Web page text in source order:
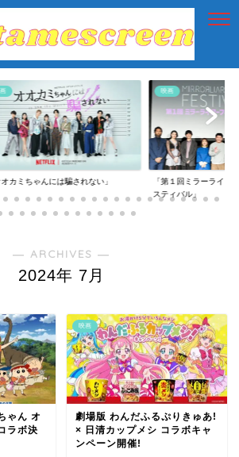
カミちゃんには騙されない」
映画
「第１回ミラーライアー
スティバル」
― ARCHIVES ―
2024年 7月
ゃん オ
ラボ決
映画
劇場版 わんだふるぷりきゅあ!
× 日清カップメシ コラボキャ
ンペーン開催!